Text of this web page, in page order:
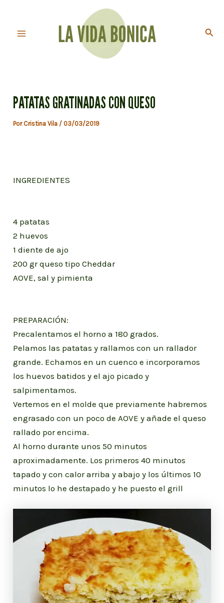
contenido
PATATAS GRATINADAS CON QUESO
Por Cristina Vila / 03/03/2019
INGREDIENTES
4 patatas
2 huevos
1 diente de ajo
200 gr queso tipo Cheddar
AOVE, sal y pimienta
PREPARACIÓN:
Precalentamos el horno a 180 grados.
Pelamos las patatas y rallamos con un rallador
grande. Echamos en un cuenco e incorporamos
los huevos batidos y el ajo picado y
salpimentamos.
Vertemos en el molde que previamente habremos
engrasado con un poco de AOVE y añade el queso
rallado por encima.
Al horno durante unos 50 minutos
aproximadamente. Los primeros 40 minutos
tapado y con calor arriba y abajo y los últimos 10
minutos lo he destapado y he puesto el grill